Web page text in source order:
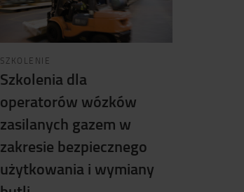
SZKOLENIE
Szkolenia dla
operatorów wózków
zasilanych gazem w
zakresie bezpiecznego
użytkowania i wymiany